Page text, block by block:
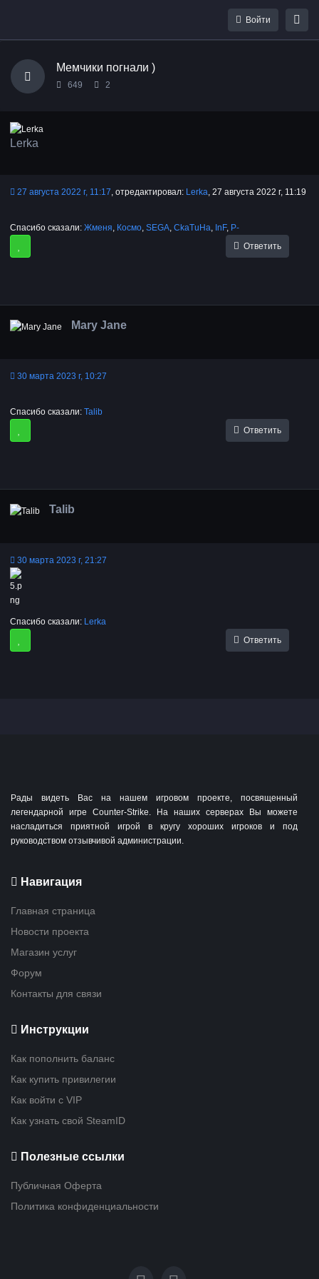
Войти
Мемчики погнали )
649 2
Lerka
27 августа 2022 г, 11:17, отредактировал: Lerka, 27 августа 2022 г, 11:19
Спасибо сказали: Жменя, Космо, SEGA, CkaTuHa, InF, P-
Ответить
Mary Jane
30 марта 2023 г, 10:27
Спасибо сказали: Talib
Ответить
Talib
30 марта 2023 г, 21:27
Спасибо сказали: Lerka
Ответить
Рады видеть Вас на нашем игровом проекте, посвященный
легендарной игре Counter-Strike. На наших серверах Вы можете
насладиться приятной игрой в кругу хороших игроков и под
руководством отзывчивой администрации.
Навигация
Главная страница
Новости проекта
Магазин услуг
Форум
Контакты для связи
Инструкции
Как пополнить баланс
Как купить привилегии
Как войти с VIP
Как узнать свой SteamID
Полезные ссылки
Публичная Оферта
Политика конфиденциальности